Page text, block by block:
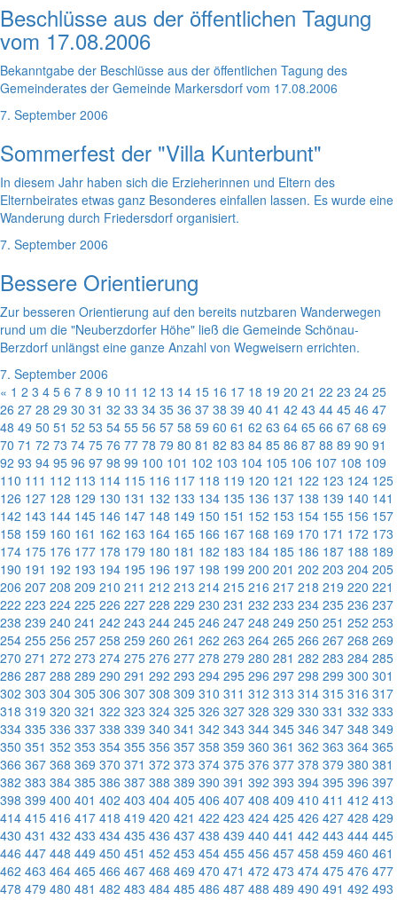
Beschlüsse aus der öffentlichen Tagung
vom 17.08.2006
Bekanntgabe der Beschlüsse aus der öffentlichen Tagung des
Gemeinderates der Gemeinde Markersdorf vom 17.08.2006
7. September 2006
Sommerfest der "Villa Kunterbunt"
In diesem Jahr haben sich die Erzieherinnen und Eltern des
Elternbeirates etwas ganz Besonderes einfallen lassen. Es wurde eine
Wanderung durch Friedersdorf organisiert.
7. September 2006
Bessere Orientierung
Zur besseren Orientierung auf den bereits nutzbaren Wanderwegen
rund um die "Neuberzdorfer Höhe" ließ die Gemeinde Schönau-
Berzdorf unlängst eine ganze Anzahl von Wegweisern errichten.
7. September 2006
« 1 2 3 4 5 6 7 8 9 10 11 12 13 14 15 16 17 18 19 20 21 22 23 24 25
26 27 28 29 30 31 32 33 34 35 36 37 38 39 40 41 42 43 44 45 46 47
48 49 50 51 52 53 54 55 56 57 58 59 60 61 62 63 64 65 66 67 68 69
70 71 72 73 74 75 76 77 78 79 80 81 82 83 84 85 86 87 88 89 90 91
92 93 94 95 96 97 98 99 100 101 102 103 104 105 106 107 108 109
110 111 112 113 114 115 116 117 118 119 120 121 122 123 124 125
126 127 128 129 130 131 132 133 134 135 136 137 138 139 140 141
142 143 144 145 146 147 148 149 150 151 152 153 154 155 156 157
158 159 160 161 162 163 164 165 166 167 168 169 170 171 172 173
174 175 176 177 178 179 180 181 182 183 184 185 186 187 188 189
190 191 192 193 194 195 196 197 198 199 200 201 202 203 204 205
206 207 208 209 210 211 212 213 214 215 216 217 218 219 220 221
222 223 224 225 226 227 228 229 230 231 232 233 234 235 236 237
238 239 240 241 242 243 244 245 246 247 248 249 250 251 252 253
254 255 256 257 258 259 260 261 262 263 264 265 266 267 268 269
270 271 272 273 274 275 276 277 278 279 280 281 282 283 284 285
286 287 288 289 290 291 292 293 294 295 296 297 298 299 300 301
302 303 304 305 306 307 308 309 310 311 312 313 314 315 316 317
318 319 320 321 322 323 324 325 326 327 328 329 330 331 332 333
334 335 336 337 338 339 340 341 342 343 344 345 346 347 348 349
350 351 352 353 354 355 356 357 358 359 360 361 362 363 364 365
366 367 368 369 370 371 372 373 374 375 376 377 378 379 380 381
382 383 384 385 386 387 388 389 390 391 392 393 394 395 396 397
398 399 400 401 402 403 404 405 406 407 408 409 410 411 412 413
414 415 416 417 418 419 420 421 422 423 424 425 426 427 428 429
430 431 432 433 434 435 436 437 438 439 440 441 442 443 444 445
446 447 448 449 450 451 452 453 454 455 456 457 458 459 460 461
462 463 464 465 466 467 468 469 470 471 472 473 474 475 476 477
478 479 480 481 482 483 484 485 486 487 488 489 490 491 492 493